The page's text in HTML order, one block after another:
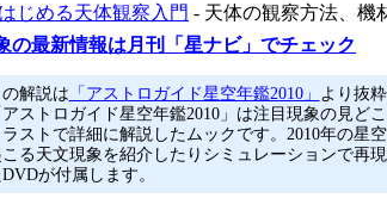
じめる天体観察入門 - 天体の観察方法、機
の最新情報は月刊「星ナビ」でチェック
の解説は 「アストロガイド星空年鑑2010」
より抜
アストロガイド星空年鑑2010」は注目現象の見ど
ラストで詳細に解説したムックです。2010年の星
こる天文現象を紹介したりシミュレーションで再
が付属します。